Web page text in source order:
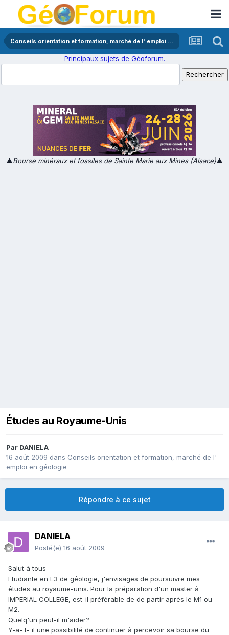
Conseils orientation et formation, marché de l' emploi en géologie
Principaux sujets de Géoforum.
▲Bourse minéraux et fossiles de Sainte Marie aux Mines (Alsace)▲
Études au Royaume-Unis
Par DANIELA
16 août 2009 dans Conseils orientation et formation, marché de l'
emploi en géologie
Répondre à ce sujet
DANIELA
Posté(e) 16 août 2009
Salut à tous
Etudiante en L3 de géologie, j'envisages de poursuivre mes
études au royaume-unis. Pour la préparation d'un master à
IMPERIAL COLLEGE, est-il préférable de de partir après le M1 ou
M2.
Quelq'un peut-il m'aider?
Y-a- t- il une possibilité de continuer à percevoir sa bourse du